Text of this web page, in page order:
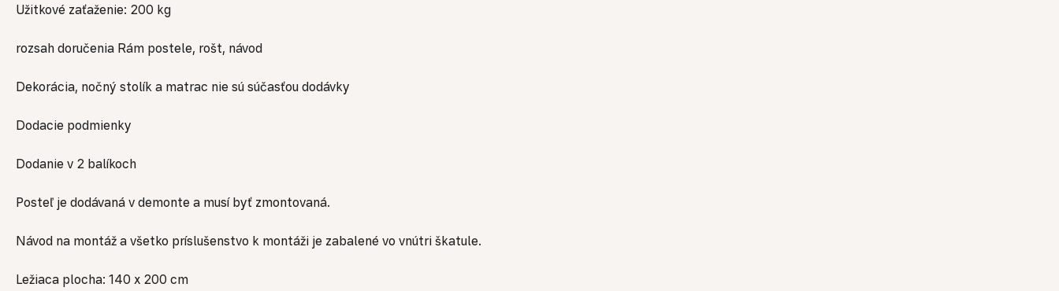
Užitkové zaťaženie: 200 kg
rozsah doručenia Rám postele, rošt, návod
Dekorácia, nočný stolík a matrac nie sú súčasťou dodávky
Dodacie podmienky
Dodanie v 2 balíkoch
Posteľ je dodávaná v demonte a musí byť zmontovaná.
Návod na montáž a všetko príslušenstvo k montáži je zabalené vo vnútri škatule.
Ležiaca plocha: 140 x 200 cm